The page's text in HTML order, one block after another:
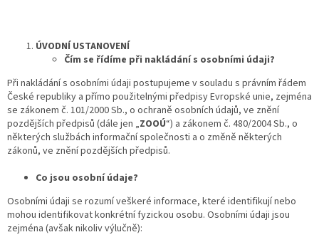
ÚVODNÍ USTANOVENÍ
Čím se řídíme při nakládání s osobními údaji?
Při nakládání s osobními údaji postupujeme v souladu s právním řádem
České republiky a přímo použitelnými předpisy Evropské unie, zejména
se zákonem č. 101/2000 Sb., o ochraně osobních údajů, ve znění
pozdějších předpisů (dále jen „ZOOÚ“) a zákonem č. 480/2004 Sb., o
některých službách informační společnosti a o změně některých
zákonů, ve znění pozdějších předpisů.
Co jsou osobní údaje?
Osobními údaji se rozumí veškeré informace, které identifikují nebo
mohou identifikovat konkrétní fyzickou osobu. Osobními údaji jsou
zejména (avšak nikoliv výlučně):